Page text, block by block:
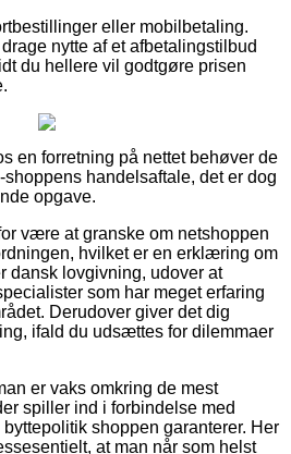
eller mobilbetaling.
nytte af et afbetalingstilbud
du hellere vil godtgøre prisen
en forretning på nettet behøver de
handelsaftale, det er dog
opgave.
være at granske om netshoppen
hvilket er en erklæring om
dansk lovgivning, udover at
som har meget erfaring
Derudover giver det dig
ifald du udsættes for dilemmaer
er vaks omkring de mest
spiller ind i forbindelse med
shoppen garanterer. Her
at man når som helst